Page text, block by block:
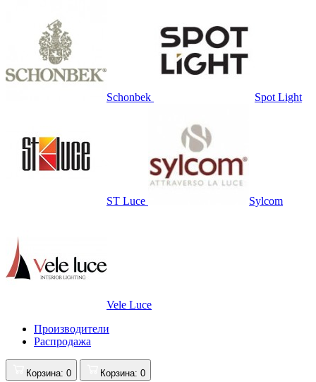
Schonbek Spot Light
ST Luce Sylcom
Vele Luce
Производители
Распродажа
Корзина: 0 Корзина: 0